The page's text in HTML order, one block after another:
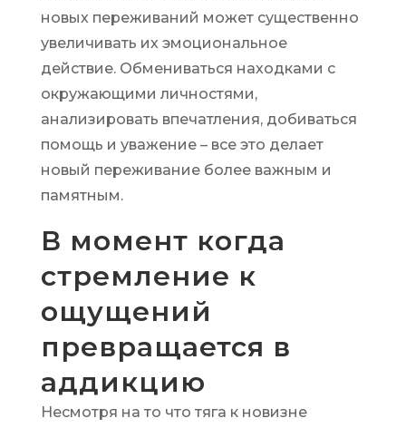
новых переживаний может существенно
увеличивать их эмоциональное
действие. Обмениваться находками с
окружающими личностями,
анализировать впечатления, добиваться
помощь и уважение – все это делает
новый переживание более важным и
памятным.
В момент когда
стремление к
ощущений
превращается в
аддикцию
Несмотря на то что тяга к новизне